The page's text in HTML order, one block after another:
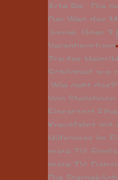
Arte Re: „Die
Der Weg des
Junge Jäger
Verantwortung
Trautes Heim/
Schönheit aus
„Wie geht
Von
Einsatzort Elbe
Kreuzfahrt mit
Hilfsomas im
mare TV:
mare TV: